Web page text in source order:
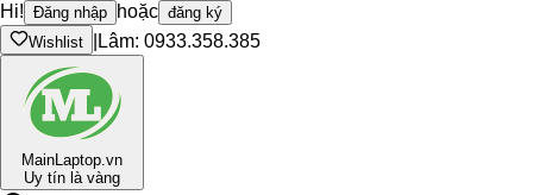
Hi! Đăng nhập hoặc đăng ký
Wishlist
Lâm: 0933.358.385
MainLaptop.vn
Uy tín là vàng